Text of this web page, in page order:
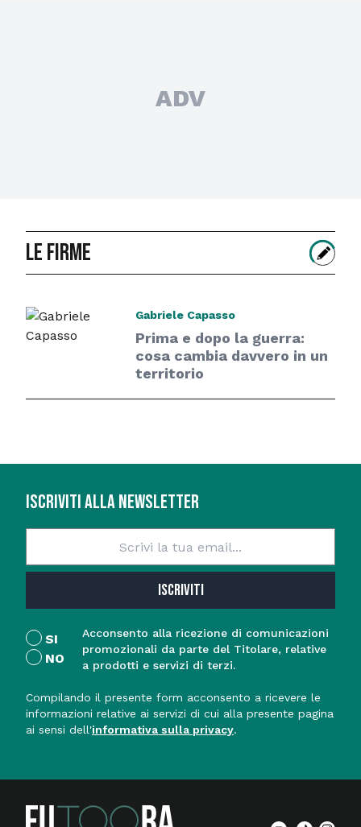
ADV
le firme
Gabriele Capasso
Prima e dopo la guerra:
cosa cambia davvero in un
territorio
ISCRIVITI ALLA NEWSLETTER
ISCRIVITI
SI
NO
Acconsento alla ricezione di comunicazioni
promozionali da parte del Titolare, relative
a prodotti e servizi di terzi.
Compilando il presente form acconsento a ricevere le
informazioni relative ai servizi di cui alla presente pagina
ai sensi dell'informativa sulla privacy.